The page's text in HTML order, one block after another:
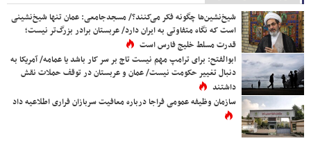
شیخ‌نشین‌ها چگونه فکر می‌کنند؟/ مسجدجامعی: عمان تنها شیخ‌نشینی
است که نگاه متفاوتی به ایران دارد/ عربستان برادر بزرگ‌تر نیست؛
قدرت مسلط خلیج فارس است
ابوالفتح: برای ترامپ مهم نیست تاج بر سر کار باشد یا عمامه/ آمریکا به
دنبال تغییر حکومت نیست/ عمان و عربستان در توقف حملات نقش
داشتند
سازمان وظیفه عمومی فراجا درباره معافیت سربازان فراری اطلاعیه داد